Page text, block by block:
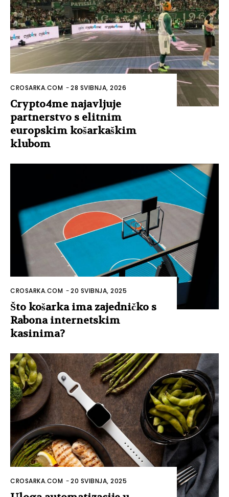
CROSARKA.COM -28 SVIBNJA, 2026
Crypto4me najavljuje
partnerstvo s elitnim
europskim košarkaškim
klubom
CROSARKA.COM -20 SVIBNJA, 2025
Što košarka ima zajedničko s
Rabona internetskim
kasinima?
CROSARKA.COM -20 SVIBNJA, 2025